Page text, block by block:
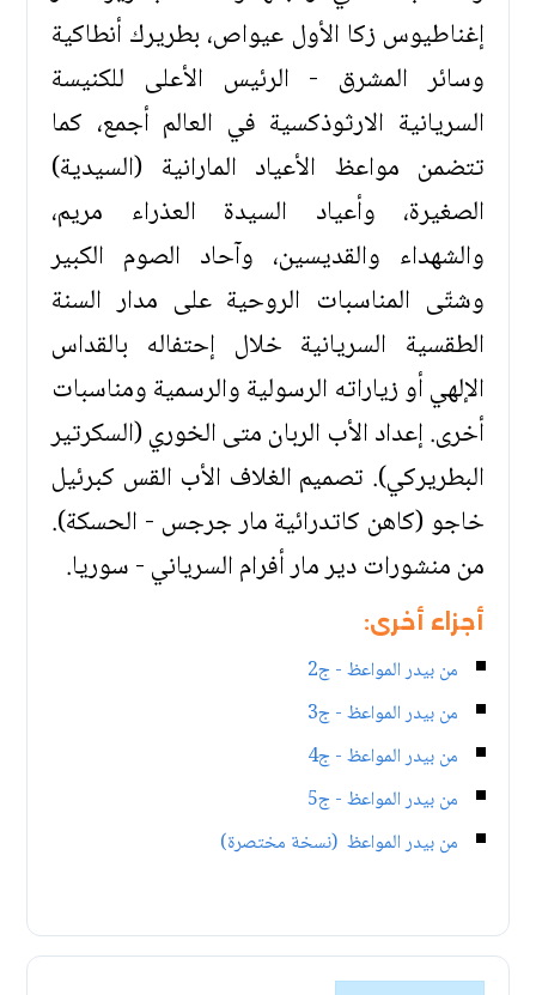
إغناطيوس زكا الأول عيواص، بطريرك أنطاكية
وسائر المشرق - الرئيس الأعلى للكنيسة
السريانية الارثوذكسية في العالم أجمع، كما
تتضمن مواعظ الأعياد المارانية (السيدية)
الصغيرة، وأعياد السيدة العذراء مريم،
والشهداء والقديسين، وآحاد الصوم الكبير
وشتّى المناسبات الروحية على مدار السنة
الطقسية السريانية خلال إحتفاله بالقداس
الإلهي أو زياراته الرسولية والرسمية ومناسبات
أخرى. إعداد الأب الربان متى الخوري (السكرتير
البطريركي). تصميم الغلاف الأب القس كبرئيل
خاجو (كاهن كاتدرائية مار جرجس - الحسكة).
من منشورات دير مار أفرام السرياني - سوريا.
أجزاء أخرى:
من بيدر المواعظ - ج2
من بيدر المواعظ - ج3
من بيدر المواعظ - ج4
من بيدر المواعظ - ج5
من بيدر المواعظ (نسخة مختصرة)